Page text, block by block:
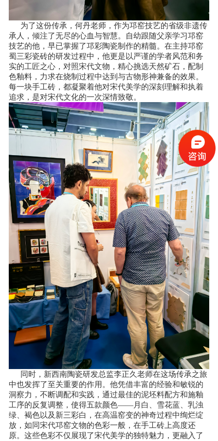
为了这份传承，何丹老师，作为邛窑技艺的省级非遗传
承人，倾注了无尽的心血与智慧。自幼跟随父亲学习邛窑
技艺的他，早已掌握了邛彩陶瓷制作的精髓。在主持邛窑
蜀三彩瓷砖的研发过程中，他更是以严谨的学者风范和务
实的工匠之心，对照宋代文物，精心挑选天然矿石，配制
色釉料，力求在烧制过程中达到与古物形神兼备的效果。
每一块手工砖，都凝聚着他对宋代美学的深刻理解和执着
追求，是对宋代文化的一次深情致敬。
同时，新西南陶瓷研发总监李正久老师在这场传承之旅
中也发挥了至关重要的作用。他凭借丰富的经验和敏锐的
洞察力，不断调配和实践，通过最佳的泥坯料配方和施釉
工序的反复调整，使得五款颜色——月白、雪花蓝、乳浊
绿、褐色以及新三彩白，在高温窑变的神奇过程中绚烂绽
放，如同宋代邛窑文物的色彩一般，在手工砖上高度还
原。这些色彩不仅展现了宋代美学的独特魅力，更融入了